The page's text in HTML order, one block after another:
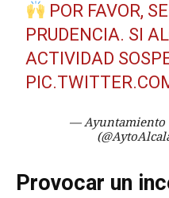
POR FAVOR,
PRUDENCIA. SI
ACTIVIDAD
— Ayuntamiento
Provocar un